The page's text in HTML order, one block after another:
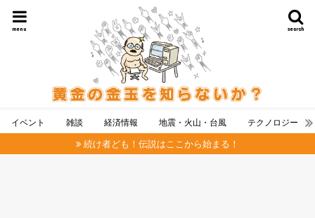
search
menu
イベント 雑談 経済情報 地震・火山・台風 テクノロジー
続け者ども！伝説はここから始まる！